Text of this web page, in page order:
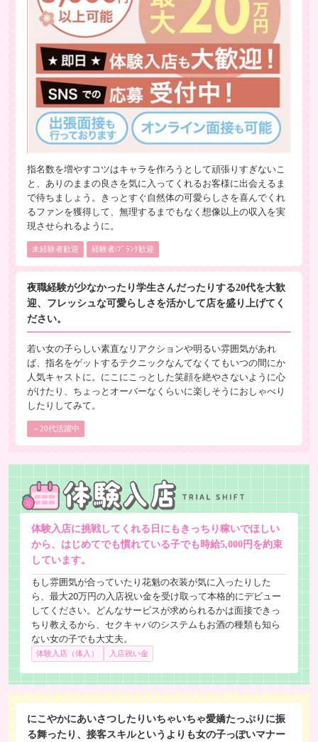
指名数を増やすコツはキャラを作ろうとして頑張りすぎないこ
と、ありのままの良さを気に入ってくれるお客様に出会えるま
で待ちましょう。きっとすぐ自然体の可愛らしさを喜んでくれ
るファンを獲得して、無理するまでもなく想像以上の収入を実
現させられるように。
未経験者歓迎 経験者/ﾌﾞﾗﾝｸ歓迎
夜職経験が少なかったり学生さんだったりする20代を大歓
迎、フレッシュな可愛らしさを活かして店を盛り上げてく
ださい。
若い女の子らしい素直なリアクションや明るい雰囲気があれ
ば、指名をゲットするテクニックなんてなくてもいつの間にか
人気キャストに。にこにこっとした笑顔を絶やさないように心
がけたり、ちょっとオーバーなくらいに楽しそうにおしゃべり
したりしてみて。
～20代活躍中
体験入店に挑戦してくれる日にもきっちり稼いでほしい
から、はじめてでも慣れている子でも時給5,000円を約束
しています。
もし雰囲気が合っていたり花魁の衣装が気に入ったりした
ら、最大20万円の入店祝い金を受け取って本格的にデビュー
してください。どんなサービスが求められるかは面接できっ
ちり教えるから、セクキャバのシステムもお酒の種類も知ら
ない女の子でも大丈夫。
体験入店（体入） 入店祝い金
にこやかにあいさつしたりいちゃいちゃ愛嬌たっぷりに振
る舞ったり、接客スキルというよりも女の子っぽいマナー